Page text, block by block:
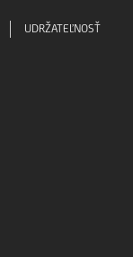
UDRŽATEĽNOSŤ